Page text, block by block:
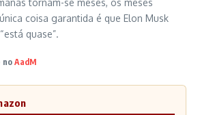
coisa garantida é que Elon Musk
quase”.
no AadM